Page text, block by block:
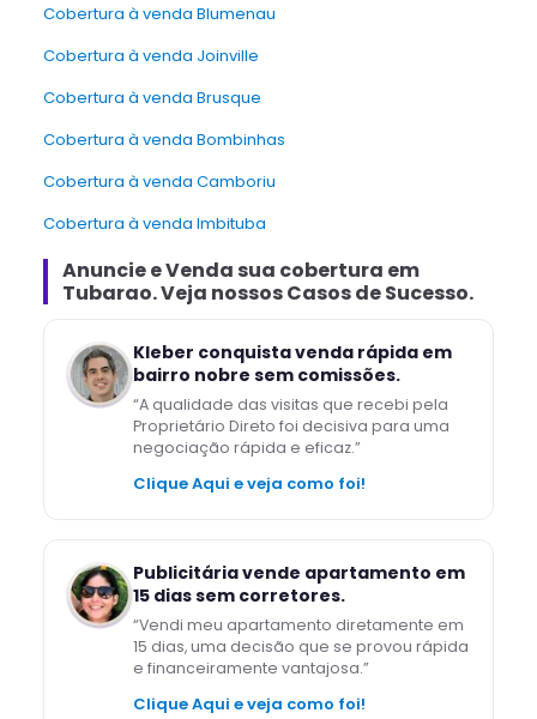
Cobertura à venda Blumenau
Cobertura à venda Joinville
Cobertura à venda Brusque
Cobertura à venda Bombinhas
Cobertura à venda Camboriu
Cobertura à venda Imbituba
Anuncie e Venda sua cobertura em
Tubarao. Veja nossos Casos de Sucesso.
Kleber conquista venda rápida em
bairro nobre sem comissões.
“A qualidade das visitas que recebi pela
Proprietário Direto foi decisiva para uma
negociação rápida e eficaz.”
Clique Aqui e veja como foi!
Publicitária vende apartamento em
15 dias sem corretores.
“Vendi meu apartamento diretamente em
15 dias, uma decisão que se provou rápida
e financeiramente vantajosa.”
Clique Aqui e veja como foi!